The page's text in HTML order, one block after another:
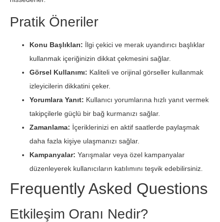
Pratik Öneriler
Konu Başlıkları: İlgi çekici ve merak uyandırıcı başlıklar
kullanmak içeriğinizin dikkat çekmesini sağlar.
Görsel Kullanımı: Kaliteli ve orijinal görseller kullanmak
izleyicilerin dikkatini çeker.
Yorumlara Yanıt: Kullanıcı yorumlarına hızlı yanıt vermek
takipçilerle güçlü bir bağ kurmanızı sağlar.
Zamanlama: İçeriklerinizi en aktif saatlerde paylaşmak
daha fazla kişiye ulaşmanızı sağlar.
Kampanyalar: Yarışmalar veya özel kampanyalar
düzenleyerek kullanıcıların katılımını teşvik edebilirsiniz.
Frequently Asked Questions
Etkileşim Oranı Nedir?